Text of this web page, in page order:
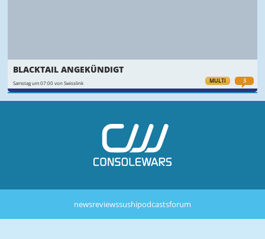
MULTI 3
BLACKTAIL ANGEKÜNDIGT
Samstag um 07:00 von Swisslink
newsreviewssushipodcastsforum